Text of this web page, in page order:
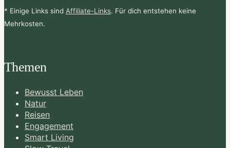
* Einige Links sind Affiliate-Links. Für dich entstehen keine
Mehrkosten.
Themen
Bewusst Leben
Natur
Reisen
Engagement
Smart Living